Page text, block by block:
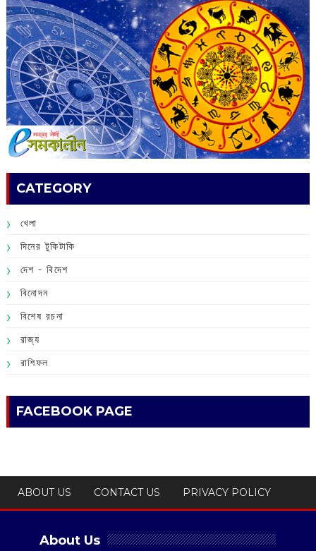
CATEGORY
খেলা
দিনের টুকিটাকি
দেশ - বিদেশ
বিনোদন
বিশেষ রচনা
রাজ্য
রাশিফল
FACEBOOK PAGE
ABOUT US CONTACT US PRIVACY POLICY
About Us